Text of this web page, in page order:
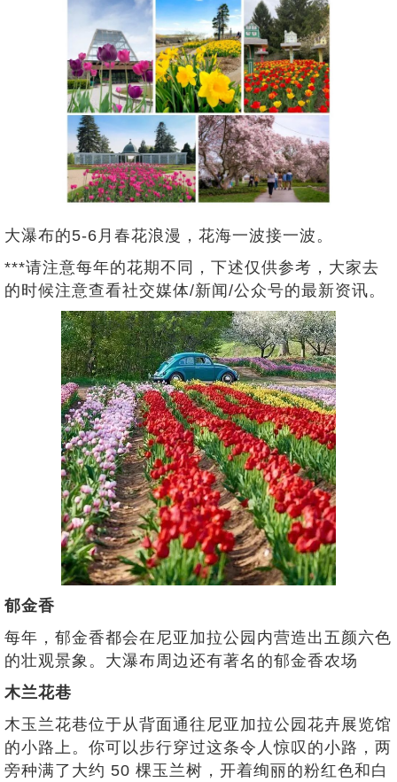
大瀑布的5-6月春花浪漫，花海一波接一波。
***请注意每年的花期不同，下述仅供参考，大家去
的时候注意查看社交媒体/新闻/公众号的最新资讯。
郁金香
每年，郁金香都会在尼亚加拉公园内营造出五颜六色
的壮观景象。大瀑布周边还有著名的郁金香农场
木兰花巷
木玉兰花巷位于从背面通往尼亚加拉公园花卉展览馆
的小路上。你可以步行穿过这条令人惊叹的小路，两
旁种满了大约 50 棵玉兰树，开着绚丽的粉红色和白